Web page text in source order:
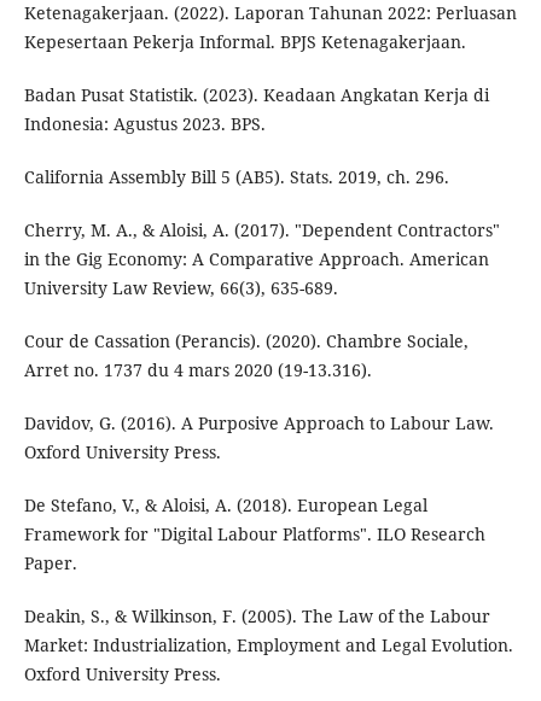
Ketenagakerjaan. (2022). Laporan Tahunan 2022: Perluasan
Kepesertaan Pekerja Informal. BPJS Ketenagakerjaan.
Badan Pusat Statistik. (2023). Keadaan Angkatan Kerja di
Indonesia: Agustus 2023. BPS.
California Assembly Bill 5 (AB5). Stats. 2019, ch. 296.
Cherry, M. A., & Aloisi, A. (2017). "Dependent Contractors"
in the Gig Economy: A Comparative Approach. American
University Law Review, 66(3), 635-689.
Cour de Cassation (Perancis). (2020). Chambre Sociale,
Arret no. 1737 du 4 mars 2020 (19-13.316).
Davidov, G. (2016). A Purposive Approach to Labour Law.
Oxford University Press.
De Stefano, V., & Aloisi, A. (2018). European Legal
Framework for "Digital Labour Platforms". ILO Research
Paper.
Deakin, S., & Wilkinson, F. (2005). The Law of the Labour
Market: Industrialization, Employment and Legal Evolution.
Oxford University Press.